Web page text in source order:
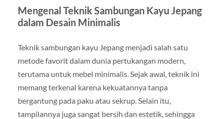
Mengenal Teknik Sambungan Kayu Jepang
dalam Desain Minimalis
Teknik sambungan kayu Jepang menjadi salah satu
metode favorit dalam dunia pertukangan modern,
terutama untuk mebel minimalis. Sejak awal, teknik ini
memang terkenal karena kekuatannya tanpa
bergantung pada paku atau sekrup. Selain itu,
tampilannya juga sangat bersih dan estetik, sehingga